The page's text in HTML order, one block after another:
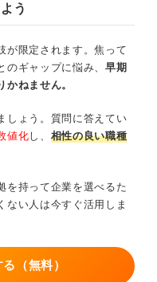
う
が限定されます。焦って
ギャップに悩み、 早期
ねません。
しょう。質問に答えてい
値化し、 相性の良い職種
を持って企業を選べるた
ない人は今すぐ活用しま
（無料）